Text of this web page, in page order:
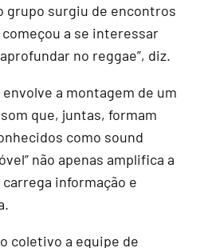
grupo surgiu de encontros
começou a se interessar
no reggae”, diz.
a montagem de um
que, juntas, formam
como sound
não apenas amplifica a
informação e
coletivo a equipe de